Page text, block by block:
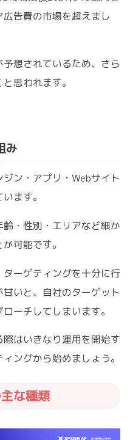
告費の市場を超えまし
想されているため、さら
思われます。
み
ン・アプリ・Webサイト
ます。
・性別・エリアなど細か
可能です。
ーゲティングを十分に行
いと、自社のターゲット
ーチしてしまいます。
はいきなり運用を開始す
ングから始めましょう。
な種類